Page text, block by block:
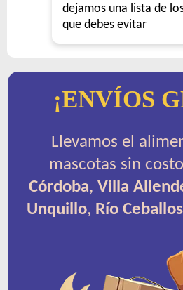
dejamos una lista de
que debes evitar
¡ENVÍOS
Llevamos el
mascotas sin
Córdoba, Villa
Unquillo, Río Ceballos